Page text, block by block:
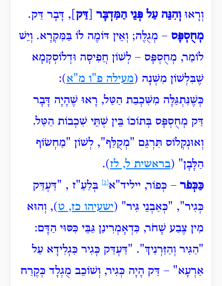
וְרָאוּוְהִנֵּה עַל פְּנֵי הַמִּדְבָּר דַּק ], דָּבָר דַּק.
מְחֻסְפָּס – מְגֻלֶּה; וְאֵין דּוֹמֶה לוֹ בַּמִּקְרָא. וְיֵשׁ
לוֹמַר, מְחֻסְפָּס – לְשׁוֹן חֲפִיסָה וּדְלוֹסְקָמָא
שֶׁבִּלְשׁוֹן מִשְׁנָה (מעילה פ"ו מ"א):
כְּשֶׁנִּתְגַּלָּה מִשִּׁכְבַת הַטַּל, רָאוּ שֶׁהָיָה דָּבָר
דַּק מְחֻסְפָּס בְּתוֹכוֹ בֵּין שְׁתֵּי שִׁכְבוֹת הַטַּל.
וְאוּנְקְלוֹס תִּרְגֵּם "מְקֻלַּף", לְשׁוֹן "מַחְשׂוֹף
הַלָּבָן" (בראשית ל, לז).
כַּכְּפֹר – כְּפוֹר, ייליד"א
בְּלַעַ"ז , "דַּעְדַּק
כְּגִיר", "כְּאַבְנֵי גִּיר" (ישעיהו כז, ט), וְהוּא
מִין צֶבַע שָׁחֹר, כִּדְאָמְרִינַן גַּבֵּי כִּסּוּי הַדָּם:
"הַגִּיר וְהַזַּרְנִיךְ"‏. "דַּעְדַּק כְּגִיר‏ כִּגְלִידָא עַל
אַרְעָא" – דַּק הָיָה כְּגִיר, וְשׁוֹכֵב מֻגְלָד כְּקֶרַח